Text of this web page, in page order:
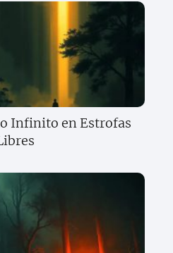
Infinito en Estrofas